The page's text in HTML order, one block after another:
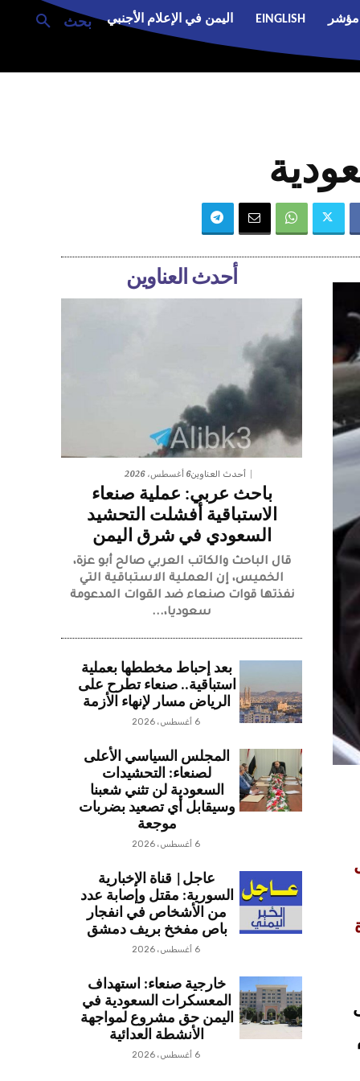
بحث مؤشر EINGLISH اليمن في الإعلام الأجنبي
أحدث العناوين
أحدث العناوين6 أغسطس، 2026
باحث عربي: عملية صنعاء
الاستباقية أفشلت التحشيد
السعودي في شرق اليمن
قال الباحث والكاتب العربي صالح أبو عزة،
الخميس، إن العملية الاستباقية التي
نفذتها قوات صنعاء ضد القوات المدعومة
سعوديا،...
بعد إحباط مخططها بعملية
استباقية.. صنعاء تطرح على
الرياض مسار لإنهاء الأزمة
6 أغسطس، 2026
المجلس السياسي الأعلى
لصنعاء: التحشيدات
السعودية لن تثني شعبنا
وسيقابل أي تصعيد بضربات
موجعة
6 أغسطس، 2026
عاجل| قناة الإخبارية
السورية: مقتل وإصابة عدد
من الأشخاص في انفجار
باص مفخخ بريف دمشق
6 أغسطس، 2026
خارجية صنعاء: استهداف
المعسكرات السعودية في
اليمن حق مشروع لمواجهة
الأنشطة العدائية
6 أغسطس، 2026